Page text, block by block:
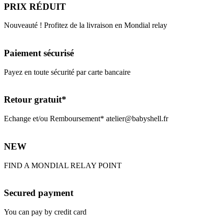
PRIX RÉDUIT
Nouveauté ! Profitez de la livraison en Mondial relay
Paiement sécurisé
Payez en toute sécurité par carte bancaire
Retour gratuit*
Echange et/ou Remboursement* atelier@babyshell.fr
NEW
FIND A MONDIAL RELAY POINT
Secured payment
You can pay by credit card